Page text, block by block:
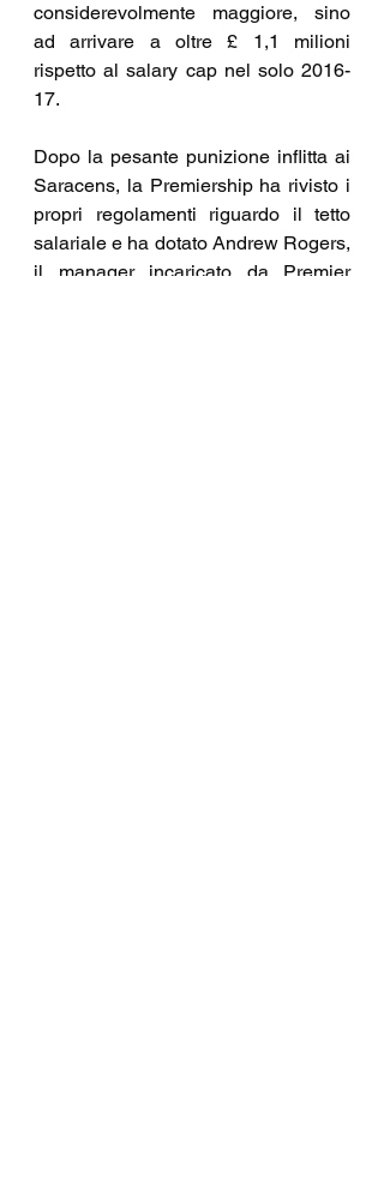
considerevolmente maggiore, sino
ad arrivare a oltre £ 1,1 milioni
rispetto al salary cap nel solo 2016-
17.
Dopo la pesante punizione inflitta ai
Saracens, la Premiership ha rivisto i
propri regolamenti riguardo il tetto
salariale e ha dotato Andrew Rogers,
il manager incaricato da Premier